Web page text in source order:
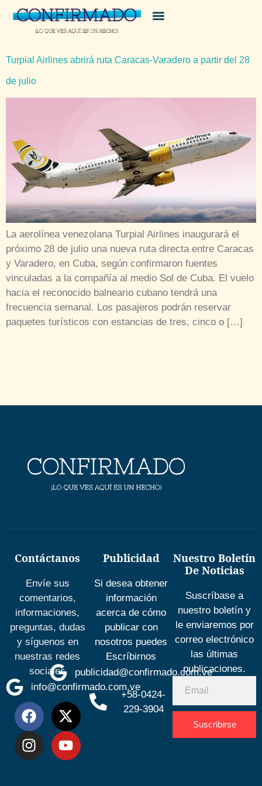
Turpial Airlines abrirá ruta Caracas-Varadero a partir del 28
de julio
La aerolínea venezolana Turpial Airlines inaugurará el
próximo 28 de julio una nueva ruta directa entre Caracas
y Varadero, en Cuba, según confirmaron fuentes
vinculadas a la compañía al medio Sol de Cuba. El vuelo
hacia el reconocido balneario cubano tendrá una
frecuencia semanal. Los pasajeros podrán reservar
paquetes turísticos con estancias de tres, cinco o […]
Contáctanos
Envíe sus
comentarios,
informaciones,
preguntas, dudas
y síguenos en
nuestras redes
sociales
info@confirmado.com.ve
Publicidad
Si desea obtener
información
acerca de cómo
publicar con
nosotros puedes
Escríbirnos
publicidad@confirmado.com.ve
+58-0424-
229-3904
Nuestro Boletín
De Noticias
Suscríbase a
nuestro boletín y
le enviaremos por
correo electrónico
las últimas
publicaciones.
Suscribirse